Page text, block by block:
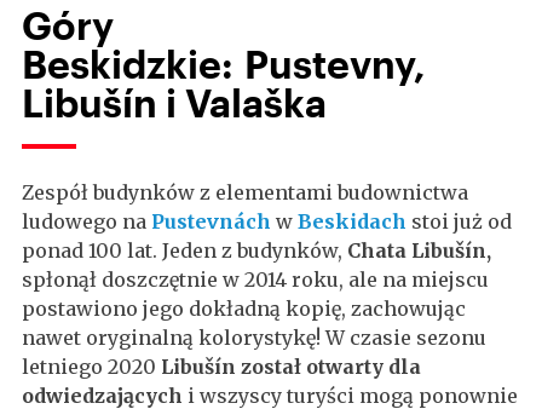
Góry
Beskidzkie: Pustevny,
Libušín i Valaška
Zespół budynków z elementami budownictwa
ludowego na Pustevnách w Beskidach stoi już od
ponad 100 lat. Jeden z budynków, Chata Libušín,
spłonął doszczętnie w 2014 roku, ale na miejscu
postawiono jego dokładną kopię, zachowując
nawet oryginalną kolorystykę! W czasie sezonu
letniego 2020 Libušín został otwarty dla
odwiedzających i wszyscy turyści mogą ponownie